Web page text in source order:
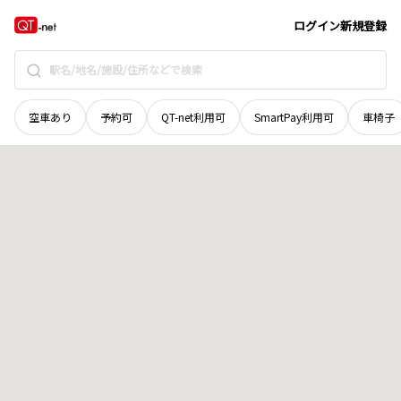
ログイン新規登録
空車あり 予約可 QT-net利用可 SmartPay利用可 車椅子
和歌山県